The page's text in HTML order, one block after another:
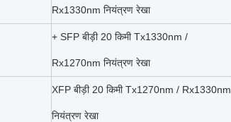
Rx1330nm नियंत्रण रेखा
+ SFP बीड़ी 20 किमी Tx1330nm /
Rx1270nm नियंत्रण रेखा
XFP बीड़ी 20 किमी Tx1270nm / Rx1330nm
नियंत्रण रेखा